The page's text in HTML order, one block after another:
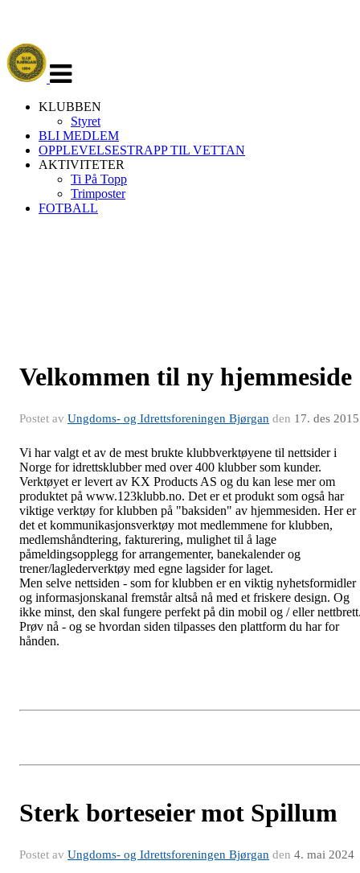
navigasjon
KLUBBEN
Styret
BLI MEDLEM
OPPLEVELSESTRAPP TIL VETTAN
AKTIVITETER
Ti På Topp
Trimposter
FOTBALL
Velkommen til ny hjemmeside
Postet av Ungdoms- og Idrettsforeningen Bjørgan den 17. des 2015
Vi har valgt et av de mest brukte klubbverktøyene til nettsider i
Norge for idrettsklubber med over 400 klubber som kunder.
Verktøyet er levert av KX Products AS og du kan lese mer om
produktet på www.123klubb.no. Det er et produkt som også har
viktige verktøy for klubben på "baksiden" av hjemmesiden. Her er
det et kommunikasjonsverktøy mot medlemmene for klubben,
medlemshåndtering, fakturering, mulighet til å lage
påmeldingsopplegg for arrangementer, banekalender og
trener/laglederverktøy med egne lagsider for laget.
Men selve nettsiden - som for klubben er en viktig nyhetsformidler
og informasjonskanal fremstår altså nå med et friskere design. Og
ikke minst, den skal fungere perfekt på din mobil og / eller
Prøv nå - og se hvordan siden tilpasses den plattform du har for
hånden.
Sterk borteseier mot Spillum
Postet av Ungdoms- og Idrettsforeningen Bjørgan den 4. mai 2024